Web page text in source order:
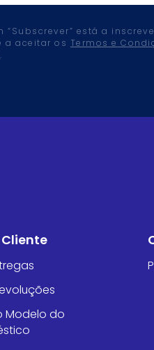
“Subscrever” está a
a aceitar os Termos e
.
Modelo do